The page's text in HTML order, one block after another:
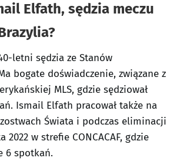
Elfath, sędzia meczu
letni sędzia ze Stanów
bogate doświadczenie, związane z
MLS, gdzie sędziował
Ismail Elfath pracował także na
Świata i podczas eliminacji
2022 w strefie CONCACAF, gdzie
6 spotkań.